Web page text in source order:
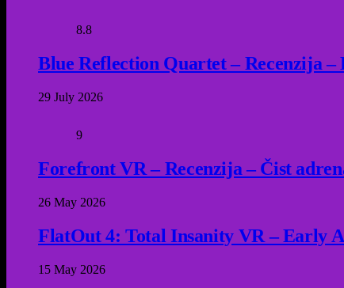
8.8
Blue Reflection Quartet – Recenzija
29 July 2026
9
Forefront VR – Recenzija – Čist
26 May 2026
FlatOut 4: Total Insanity VR – Early
15 May 2026